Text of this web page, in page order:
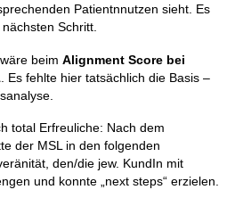
Patientnnutzen sieht. Es
Schritt.
wäre beim Alignment Score bei
. Es fehlte hier tatsächlich die Basis –
total Erfreuliche: Nach dem
der MSL in den folgenden
den/die jew. KundIn mit
und konnte „next steps“ erzielen.